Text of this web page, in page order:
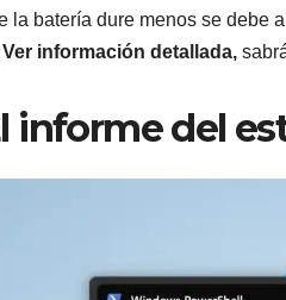
la batería dure menos se debe
Ver información detallada,
informe del